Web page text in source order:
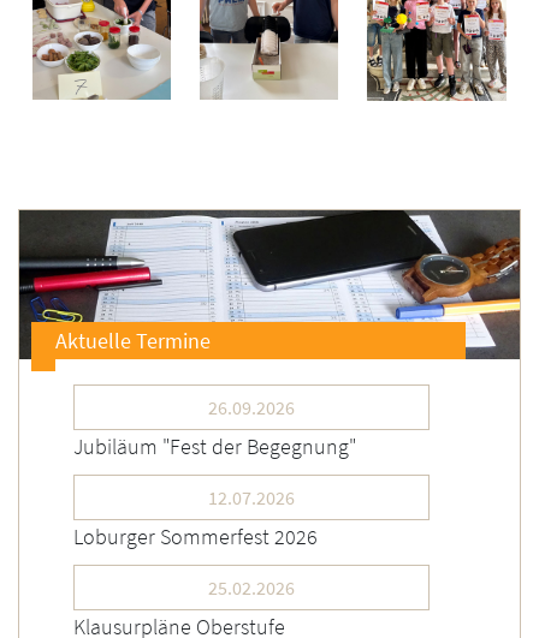
Aktuelle Termine
26.09.2026
Jubiläum "Fest der Begegnung"
12.07.2026
Loburger Sommerfest 2026
25.02.2026
Klausurpläne Oberstufe